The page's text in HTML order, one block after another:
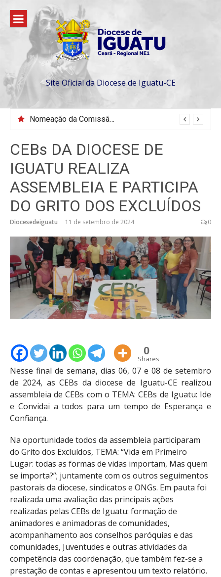
para
conteúdo
Site Oficial da Diocese de Iguatu-CE
Nomeação da Comissão da Escola Diaconal São Lourenço
CEBs DA DIOCESE DE
IGUATU REALIZA
ASSEMBLEIA E PARTICIPA
DO GRITO DOS EXCLUÍDOS
Diocesedeiguatu 11 de setembro de 2024 0
0
Shares
Nesse final de semana, dias 06, 07 e 08 de setembro
de 2024, as CEBs da diocese de Iguatu-CE realizou
assembleia de CEBs com o TEMA: CEBs de Iguatu: Ide
e Convidai a todos para um tempo de Esperança e
Confiança.
Na oportunidade todos da assembleia participaram
do Grito dos Excluídos, TEMA: “Vida em Primeiro
Lugar: todas as formas de vidas importam, Mas quem
se importa?”; juntamente com os outros seguimentos
pastorais da diocese, sindicatos e ONGs. Em pauta foi
realizada uma avaliação das principais ações
realizadas pelas CEBs de Iguatu: formação de
animadores e animadoras de comunidades,
acompanhamento aos conselhos paróquias e das
comunidades, Juventudes e outras atividades da
competência das coordenação, que também fez-se a
prestação de contas e apresentou um texto relatório.